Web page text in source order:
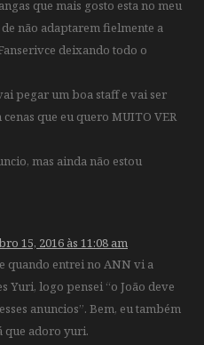
que mais gosto esta no meu
não adaptarem fielmente a
deixando todo o
pegar um boa staff e vai ser
que eu quero MUITO VER
mas ainda não estou
15, 2016 às 11:08 am
quando entrei no ANN vi a
Yuri, logo pensei “o João deve
anuncios”. Bem, eu também
que adoro yuri.